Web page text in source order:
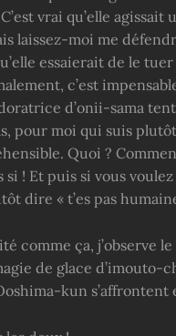
vrai qu’elle agissait
laissez-moi me
essaierait de le
c’est
d’onii-sama
pour moi qui suis
Quoi ?
si ! Et puis si vous
dire « t’es pas
comme ça, j’observe
de glace d’imouto-
kun s’affrontent